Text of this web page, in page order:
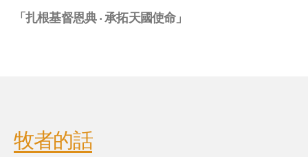
「扎根基督恩典 ‧ 承拓天國使命」
牧者的話